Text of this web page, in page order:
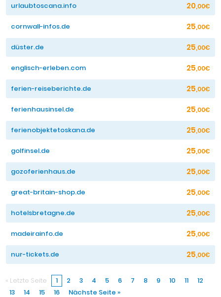
urlaubtoscana.info 20,00€
cornwall-infos.de 25,00€
düster.de 25,00€
englisch-erleben.com 25,00€
ferien-reiseberichte.de 25,00€
ferienhausinsel.de 25,00€
ferienobjektetoskana.de 25,00€
golfinsel.de 25,00€
gozoferienhaus.de 25,00€
great-britain-shop.de 25,00€
hotelsbretagne.de 25,00€
madeirainfo.de 25,00€
nur-tickets.de 25,00€
« Letzte Seite 1 2 3 4 5 6 7 8 9 10 11
12
13
14 15 16 Nächste Seite »